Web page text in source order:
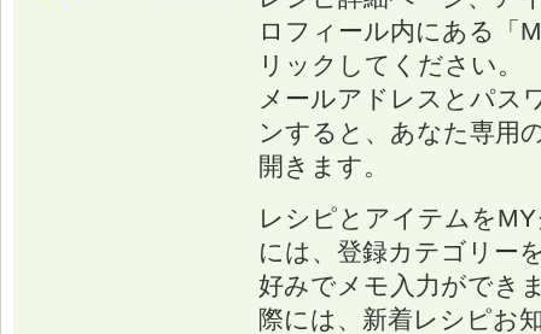
ロフィール内にある「
リックしてください。
メールアドレスとパス
ンすると、あなた専用
開きます。
レシピとアイテムを
には、登録カテゴリー
好みでメモ入力ができ
際には、新着レシピお